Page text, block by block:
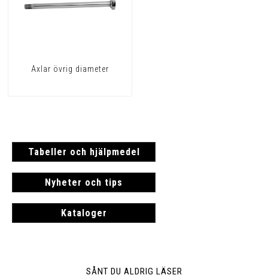
Axlar övrig diameter
Tabeller och hjälpmedel
Nyheter och tips
Kataloger
SÅNT DU ALDRIG LÄSER